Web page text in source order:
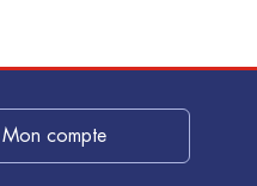
Mon compte